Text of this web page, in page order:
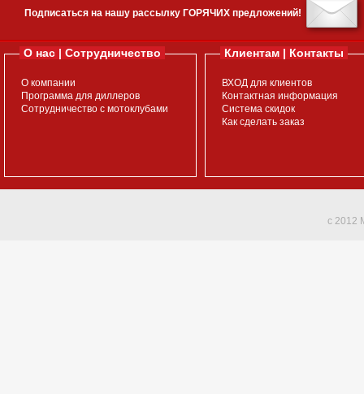
Подписаться на нашу рассылку ГОРЯЧИХ предложений!
О нас | Сотрудничество
О компании
Программа для диллеров
Сотрудничество с мотоклубами
Клиентам | Контакты
ВХОД для клиентов
Контактная информация
Система скидок
Как сделать заказ
c 2012